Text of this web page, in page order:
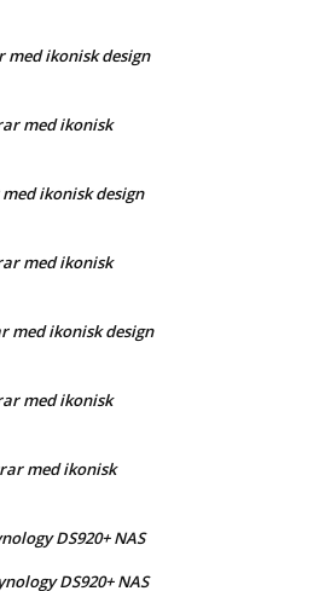
med ikonisk design
med ikonisk
ikonisk design
med ikonisk
med ikonisk design
med ikonisk
med ikonisk
DS920+ NAS
DS920+ NAS